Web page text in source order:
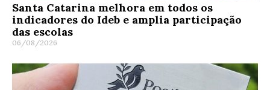
Santa Catarina melhora em todos os
indicadores do Ideb e amplia participação
das escolas
06/08/2026